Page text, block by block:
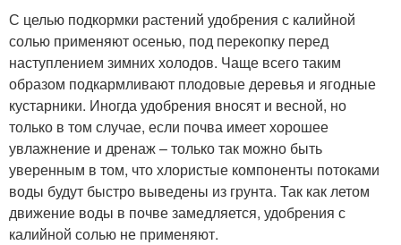
С целью подкормки растений удобрения с калийной
солью применяют осенью, под перекопку перед
наступлением зимних холодов. Чаще всего таким
образом подкармливают плодовые деревья и ягодные
кустарники. Иногда удобрения вносят и весной, но
только в том случае, если почва имеет хорошее
увлажнение и дренаж – только так можно быть
уверенным в том, что хлористые компоненты потоками
воды будут быстро выведены из грунта. Так как летом
движение воды в почве замедляется, удобрения с
калийной солью не применяют.